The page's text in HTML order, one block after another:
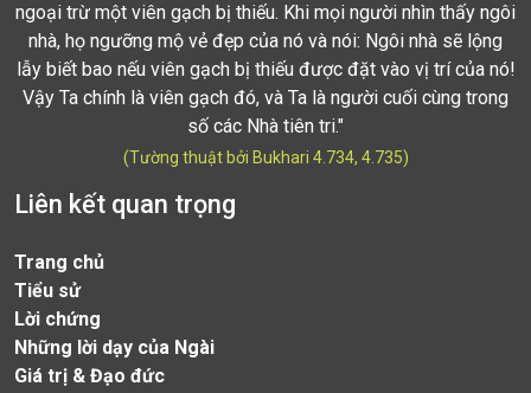
ngoại trừ một viên gạch bị thiếu. Khi mọi người nhìn thấy ngôi
nhà, họ ngưỡng mộ vẻ đẹp của nó và nói: Ngôi nhà sẽ lộng
lẫy biết bao nếu viên gạch bị thiếu được đặt vào vị trí của nó!
Vậy Ta chính là viên gạch đó, và Ta là người cuối cùng trong
số các Nhà tiên tri."
(Tường thuật bởi Bukhari 4.734, 4.735)
Liên kết quan trọng
Trang chủ
Tiểu sử
Lời chứng
Những lời dạy của Ngài
Giá trị & Đạo đức